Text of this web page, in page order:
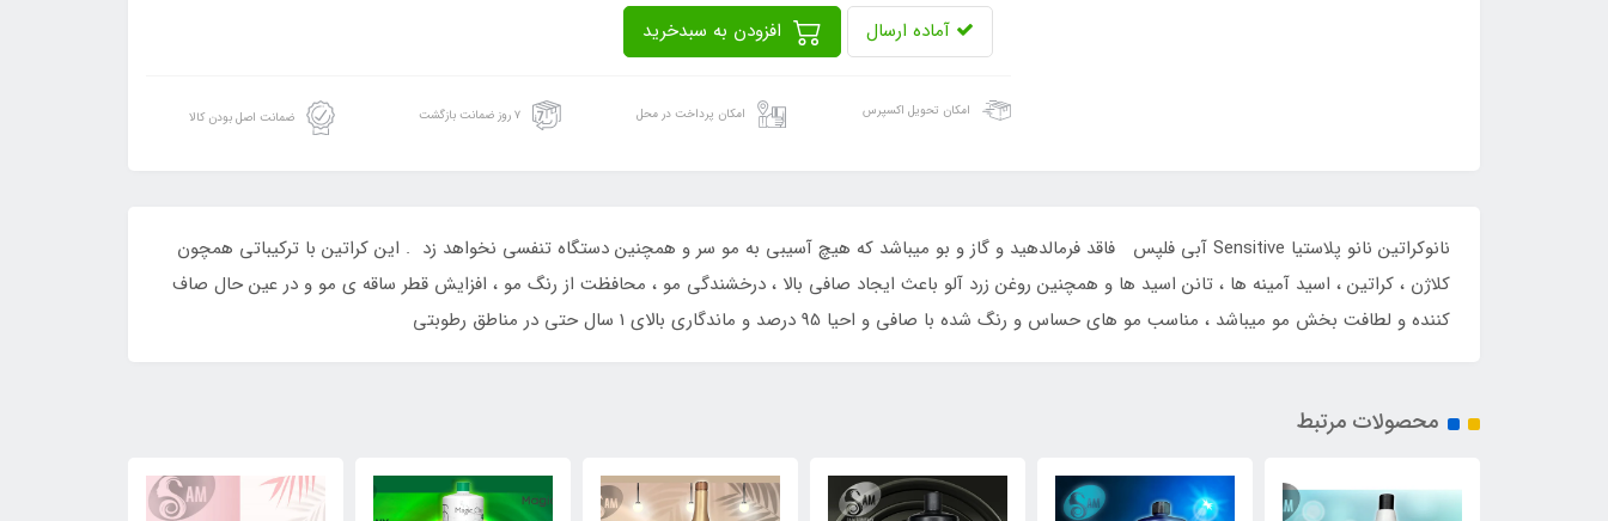
آماده ارسال
امکان تحویل اکسپرس امکان پرداخت در محل ۷ روز ضمانت بازگشت ضمانت اصل بودن کالا
نانوکراتین نانو پلاستیا Sensitive آبی فلپس فاقد فرمالدهید و گاز و بو میباشد که هیچ آسیبی به مو سر و همچنین دستگاه تنفسی نخواهد زد . این کراتین با ترکیباتی همچون
کلاژن ، کراتین ، اسید آمینه ها ، تانن اسید ها و همچنین روغن زرد آلو باعث ایجاد صافی بالا ، درخشندگی مو ، محافظت از رنگ مو ، افزایش قطر ساقه ی مو و در عین حال صاف
کننده و لطافت بخش مو میباشد ، مناسب مو های حساس و رنگ شده با صافی و احیا 95 درصد و ماندگاری بالای 1 سال حتی در مناطق رطوبتی
محصولات مرتبط